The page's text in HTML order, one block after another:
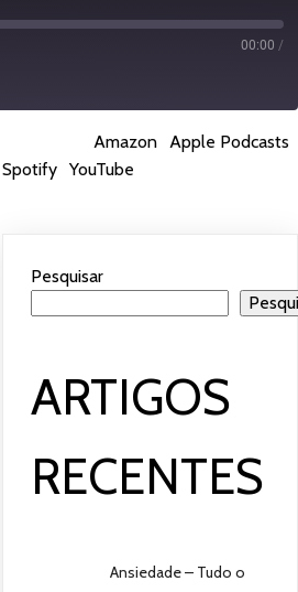
00:00 /
Subscrever:Amazon |Apple Podcasts
Spotify |YouTube
Pesquisar
ARTIGOS
RECENTES
Ansiedade – Tudo o